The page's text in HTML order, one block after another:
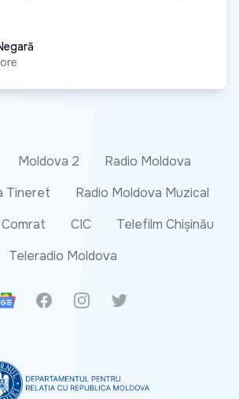
Moldova 2
Radio Moldova
Tineret
Radio Moldova Muzical
CIC
Telefilm Chișinău
Teleradio Moldova
News
FacebookInstagramTwitter